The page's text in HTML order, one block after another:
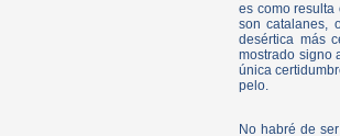
es como
son catalanes,
desértica más
mostrado signo
única
pelo.
No habré de